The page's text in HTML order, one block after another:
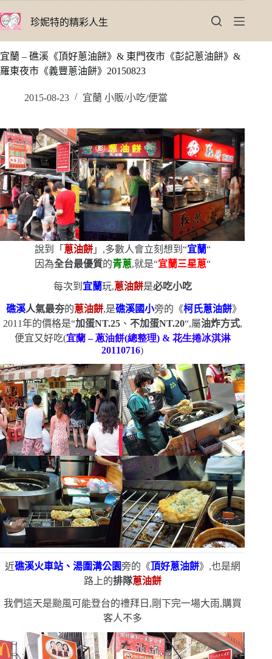
至
要
內
珍妮特的精彩人生
宜蘭 – 礁溪《頂好蔥油餅》& 東門夜市《彭記蔥油餅》&
羅東夜市《義豐蔥油餅》20150823
2015-08-23 宜蘭 小販/小吃/便當
說到「 蔥油餅」,多數人會立刻想到 “宜蘭“
因為全台最優質的青蔥,就是“宜蘭三星蔥“
每次到 宜蘭玩,蔥油餅是必吃小吃
礁溪人氣最夯的蔥油餅,是礁溪國小旁的《柯氏蔥油餅》
2011年的價格是“加蛋NT.25、 不加蛋NT.20“,屬油炸方式,
便宜又好吃(宜蘭–蔥油餅(總整理) & 花生捲冰淇淋
20110716)
近礁溪火車站、湯圍溝公園旁的《頂好蔥油餅》,也是網
路上的排隊蔥油餅
我們這天是颱風可能登台的禮拜日,剛下完一場大雨,購買
客人不多